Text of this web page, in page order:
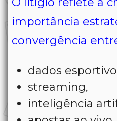
importância
convergência
dados
streaming,
inteligência